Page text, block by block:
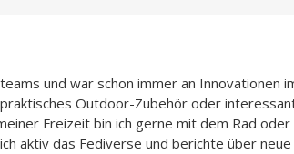
und war schon immer an Innovationen
Outdoor-Zubehör oder
Freizeit bin ich gerne mit dem Rad
aktiv das Fediverse und berichte über neue